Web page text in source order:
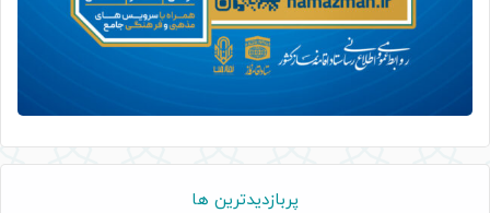
پربازدیدترین ها